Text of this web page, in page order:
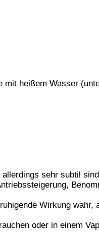
heißem Wasser
sehr subtil
Wirkung
oder in einem